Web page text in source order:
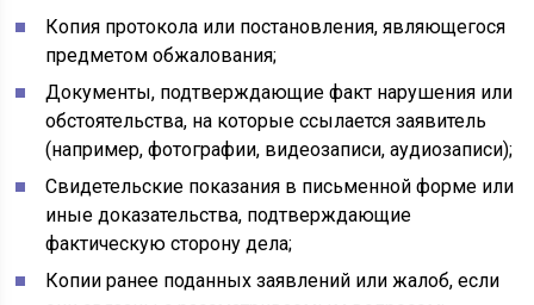
Копия протокола или постановления, являющегося
предметом обжалования;
Документы, подтверждающие факт нарушения или
обстоятельства, на которые ссылается заявитель
(например, фотографии, видеозаписи, аудиозаписи);
Свидетельские показания в письменной форме или
иные доказательства, подтверждающие
фактическую сторону дела;
Копии ранее поданных заявлений или жалоб, если